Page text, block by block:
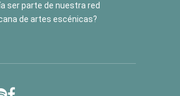
ser parte de nuestra red
de artes escénicas?